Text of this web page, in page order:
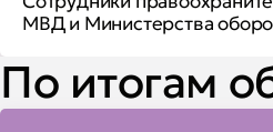
МВД и Министерства
По итогам